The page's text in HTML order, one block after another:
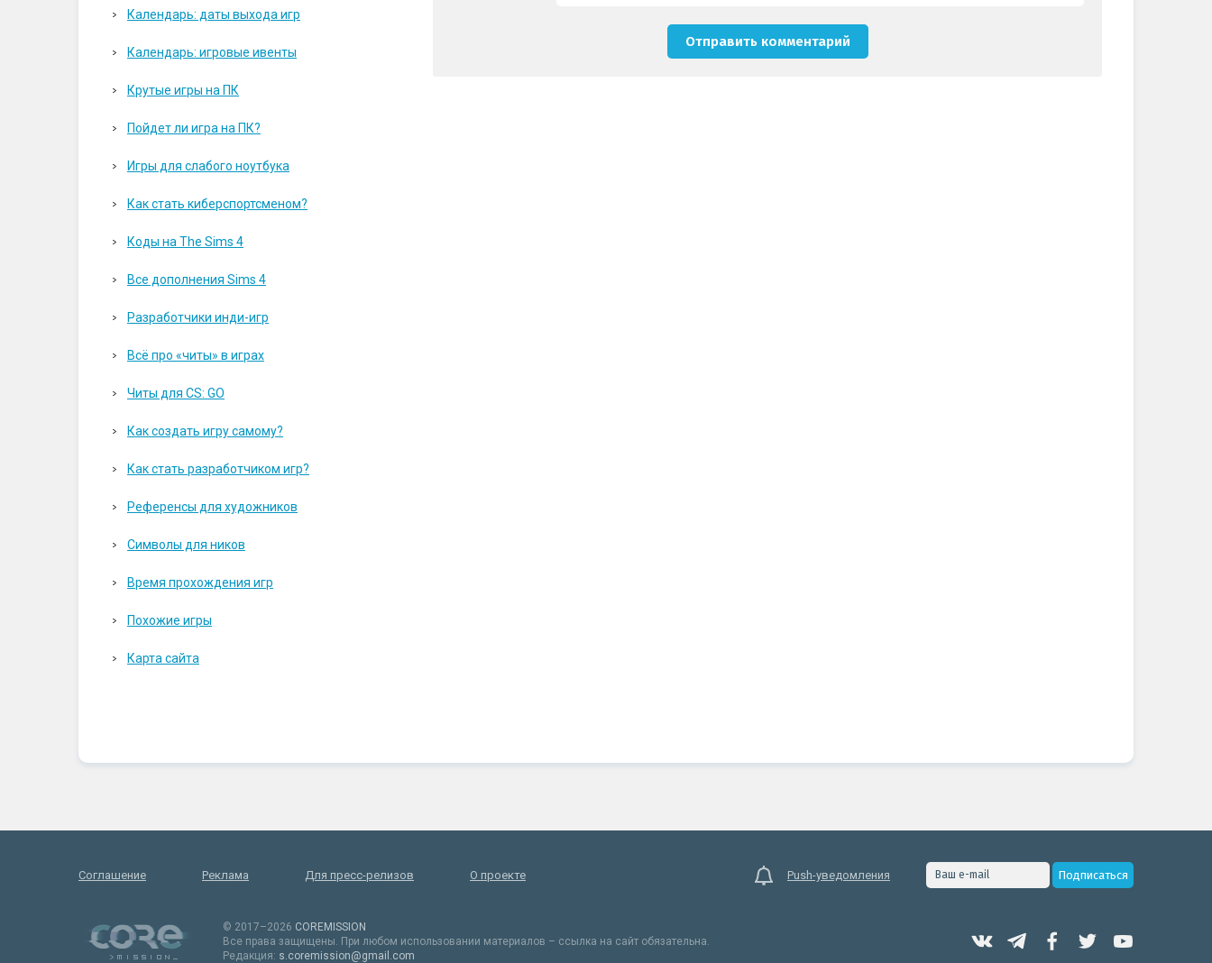
Календарь: даты выхода игр
Календарь: игровые ивенты
Крутые игры на ПК
Пойдет ли игра на ПК?
Игры для слабого ноутбука
Как стать киберспортсменом?
Коды на The Sims 4
Все дополнения Sims 4
Разработчики инди-игр
Всё про «читы» в играх
Читы для CS: GO
Как создать игру самому?
Как стать разработчиком игр?
Референсы для художников
Символы для ников
Время прохождения игр
Похожие игры
Карта сайта
Соглашение Реклама Для пресс-релизов О проекте Push-уведомления
© 2017–2026 COREMISSION
Все права защищены. При любом использовании материалов – ссылка на сайт обязательна.
Редакция: s.coremission@gmail.com